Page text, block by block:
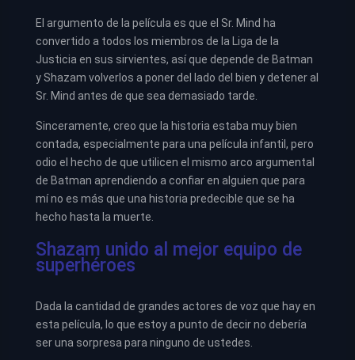
El argumento de la película es que el Sr. Mind ha
convertido a todos los miembros de la Liga de la
Justicia en sus sirvientes, así que depende de Batman
y Shazam volverlos a poner del lado del bien y detener al
Sr. Mind antes de que sea demasiado tarde.
Sinceramente, creo que la historia estaba muy bien
contada, especialmente para una película infantil, pero
odio el hecho de que utilicen el mismo arco argumental
de Batman aprendiendo a confiar en alguien que para
mí no es más que una historia predecible que se ha
hecho hasta la muerte.
Shazam unido al mejor equipo de
superhéroes
Dada la cantidad de grandes actores de voz que hay en
esta película, lo que estoy a punto de decir no debería
ser una sorpresa para ninguno de ustedes.